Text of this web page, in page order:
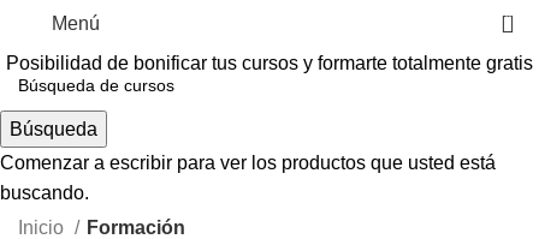
Menú 0
Posibilidad de bonificar tus cursos y formarte totalmente gratis
Formación
Categorías
Inicio Formación
Búsqueda
Comenzar a escribir para ver los productos que usted está
buscando.